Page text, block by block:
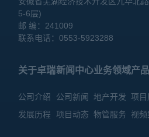
5-6层)
邮 编：241009
联系电话：0553-5923288
关于卓瑞
公司介绍
发展历程
新闻中心
公司新闻
项目动态
业务领域
地产开发
物管服务
产
项目
视频